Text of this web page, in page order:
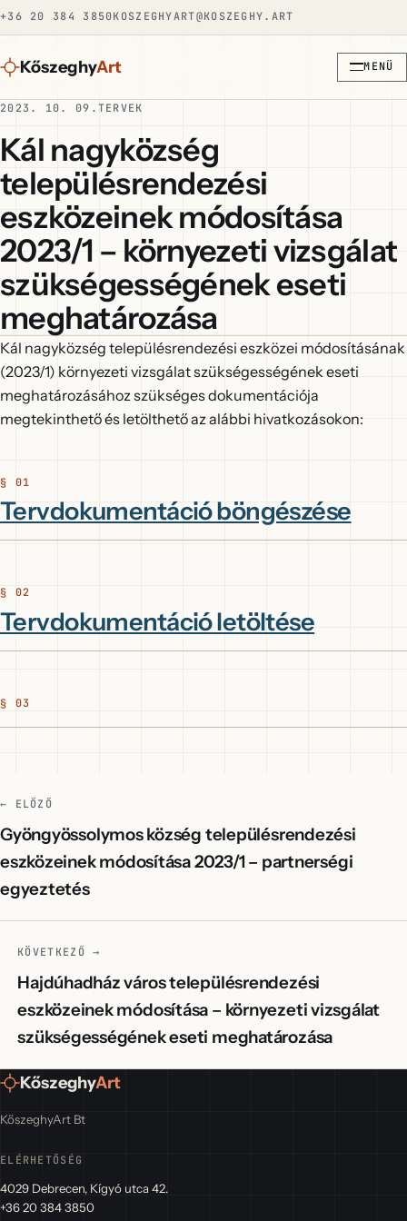
+36 20 384 3850KOSZEGHYART@KOSZEGHY.ART
KőszeghyArt MENÜ
2023. 10. 09.TERVEK
Kál nagyközség
településrendezési
eszközeinek módosítása
2023/1 – környezeti vizsgálat
szükségességének eseti
meghatározása
Kál nagyközség településrendezési eszközei módosításának
(2023/1) környezeti vizsgálat szükségességének eseti
meghatározásához szükséges dokumentációja
megtekinthető és letölthető az alábbi hivatkozásokon:
Tervdokumentáció böngészése
Tervdokumentáció letöltése
← ELŐZŐ
Gyöngyössolymos község településrendezési
eszközeinek módosítása 2023/1 – partnerségi
egyeztetés
KÖVETKEZŐ →
Hajdúhadház város településrendezési
eszközeinek módosítása – környezeti vizsgálat
szükségességének eseti meghatározása
KőszeghyArt
KőszeghyArt Bt
ELÉRHETŐSÉG
4029 Debrecen, Kígyó utca 42.
+36 20 384 3850